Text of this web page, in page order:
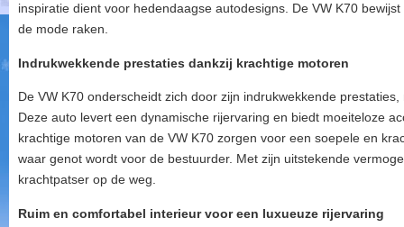
inspiratie dient voor hedendaagse autodesigns. De VW K70
de mode raken.
Indrukwekkende prestaties dankzij krachtige motoren
De VW K70 onderscheidt zich door zijn indrukwekkende
Deze auto levert een dynamische rijervaring en biedt moeiteloze
krachtige motoren van de VW K70 zorgen voor een soepele en
waar genot wordt voor de bestuurder. Met zijn uitstekende
krachtpatser op de weg.
Ruim en comfortabel interieur voor een luxueuze rijervaring